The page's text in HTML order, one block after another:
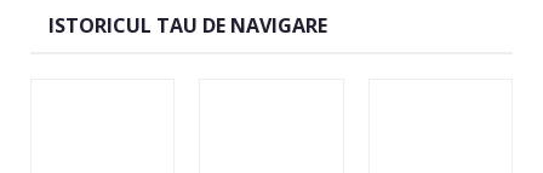
ISTORICUL TAU DE NAVIGARE